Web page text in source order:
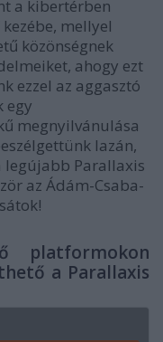
a kibertérben
kezébe, mellyel
közönségnek
ahogy ezt
ezzel az aggasztó
egy
megnyilvánulása
lazán,
legújabb Parallaxis
az Ádám-Csaba-
platformokon
a Parallaxis